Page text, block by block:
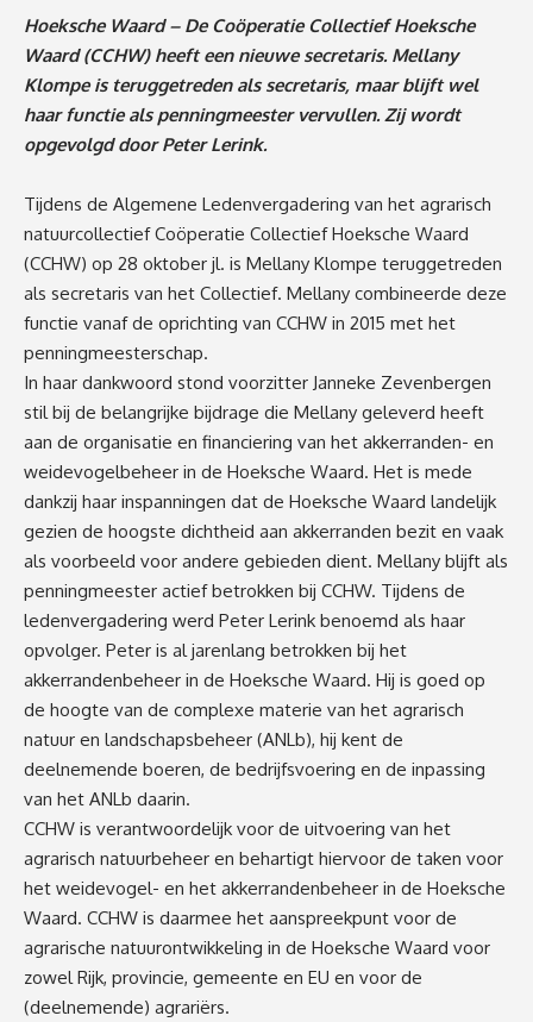
Hoeksche Waard – De Coöperatie Collectief Hoeksche
Waard (CCHW) heeft een nieuwe secretaris. Mellany
Klompe is teruggetreden als secretaris, maar blijft wel
haar functie als penningmeester vervullen. Zij wordt
opgevolgd door Peter Lerink.
Tijdens de Algemene Ledenvergadering van het agrarisch
natuurcollectief Coöperatie Collectief Hoeksche Waard
(CCHW) op 28 oktober jl. is Mellany Klompe teruggetreden
als secretaris van het Collectief. Mellany combineerde deze
functie vanaf de oprichting van CCHW in 2015 met het
penningmeesterschap.
In haar dankwoord stond voorzitter Janneke Zevenbergen
stil bij de belangrijke bijdrage die Mellany geleverd heeft
aan de organisatie en financiering van het akkerranden- en
weidevogelbeheer in de Hoeksche Waard. Het is mede
dankzij haar inspanningen dat de Hoeksche Waard landelijk
gezien de hoogste dichtheid aan akkerranden bezit en vaak
als voorbeeld voor andere gebieden dient. Mellany blijft als
penningmeester actief betrokken bij CCHW. Tijdens de
ledenvergadering werd Peter Lerink benoemd als haar
opvolger. Peter is al jarenlang betrokken bij het
akkerrandenbeheer in de Hoeksche Waard. Hij is goed op
de hoogte van de complexe materie van het agrarisch
natuur en landschapsbeheer (ANLb), hij kent de
deelnemende boeren, de bedrijfsvoering en de inpassing
van het ANLb daarin.
CCHW is verantwoordelijk voor de uitvoering van het
agrarisch natuurbeheer en behartigt hiervoor de taken voor
het weidevogel- en het akkerrandenbeheer in de Hoeksche
Waard. CCHW is daarmee het aanspreekpunt voor de
agrarische natuurontwikkeling in de Hoeksche Waard voor
zowel Rijk, provincie, gemeente en EU en voor de
(deelnemende) agrariërs.